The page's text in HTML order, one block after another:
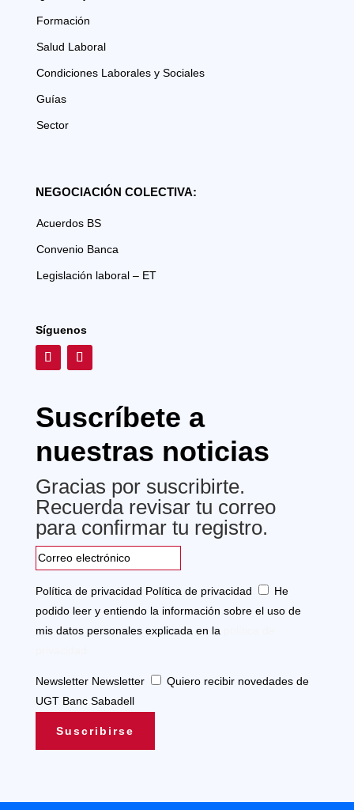
Formación
Salud Laboral
Condiciones Laborales y Sociales
Guías
Sector
NEGOCIACIÓN COLECTIVA:
Acuerdos BS
Convenio Banca
Legislación laboral – ET
Síguenos
Suscríbete a
nuestras noticias
Gracias por suscribirte.
Recuerda revisar tu correo
para confirmar tu registro.
Política de privacidad Política de privacidad
He
podido leer y entiendo la información sobre el uso de
mis datos personales explicada en la
Newsletter Newsletter
Quiero recibir novedades de
UGT Banc Sabadell
Suscribirse